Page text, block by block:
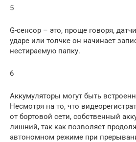
5
G-сенсор – это, проще говоря,
ударе или толчке он начинает
нестираемую папку.
6
Аккумуляторы могут быть
Несмотря на то, что
от бортовой сети, собственный
лишний, так как позволяет
автономном режиме при